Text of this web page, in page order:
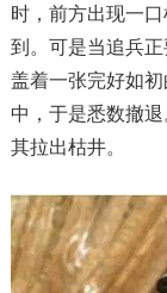
时，前方出现一
到。可是当追兵
盖着一张完好如
中，于是悉数撤
其拉出枯井。